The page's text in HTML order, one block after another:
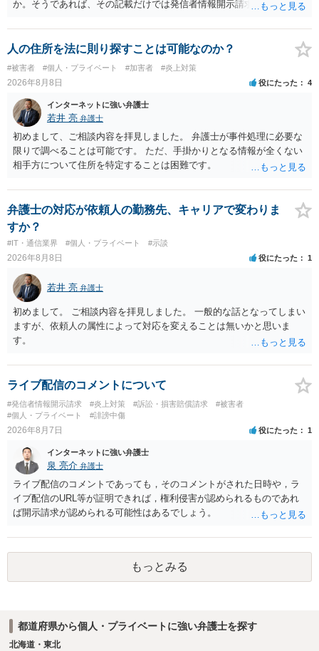
か。そうであれば、その記載だけでは発信者情報開示請求が認められ
ただ、「328が名誉毀損、偽計業務妨害、侮辱罪、ストーカー等に関す
る法律違反に該当するといわれ」とのことですので、ご質問に書かれ
ていない何らかの背景事情があれば、回答は180度変わるかもしれませ
ん。公開の場で詳細を投稿することは不適当と思われますので、弁護
士へ直接相談した方がよいでしょう。
人の住所を法に則り探すことは可能なのか？
#被害者 #個人・プライベート #加害者 #炎上対策
2026年8月8日 役にたった 4
インターネットに強い弁護士
若井 亮 弁護士
初めまして、ご相談内容を拝見しました。 弁護士が事件処理に必要な
限りで調べることは可能です。 ただ、手掛かりとなる情報が全くない
相手方について住所を特定することは困難です。
弁護士の対応が依頼人の勤務先、キャリアで変わりま
すか？
#IT・通信業界 #個人・プライベート #示談
2026年8月8日 役にたった 1
若井 亮 弁護士
初めまして。 ご相談内容を拝見しました。 一般的な話となってしまい
ますが、依頼人の属性によって対応を変えることは無いかと思いま
す。
ライブ配信のコメントについて
#発信者情報開示請求 #炎上対策 #訴訟・損害賠償請求
#被害者
#個人・プライベート
#誹謗中傷
2026年8月7日 役にたった 1
インターネットに強い弁護士
泉 亮介 弁護士
ライブ配信のコメントであっても，そのコメントがされた日時や，ラ
イブ配信のURL等が証明できれば，権利侵害が認められるものであれ
ば開示請求が認められる可能性はあるでしょう。
もっとみる
都道府県から個人・プライベートに強い弁護士を探す
北海道・東北